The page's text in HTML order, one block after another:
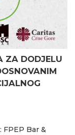
ZA DODJELU
FPEP Bar &